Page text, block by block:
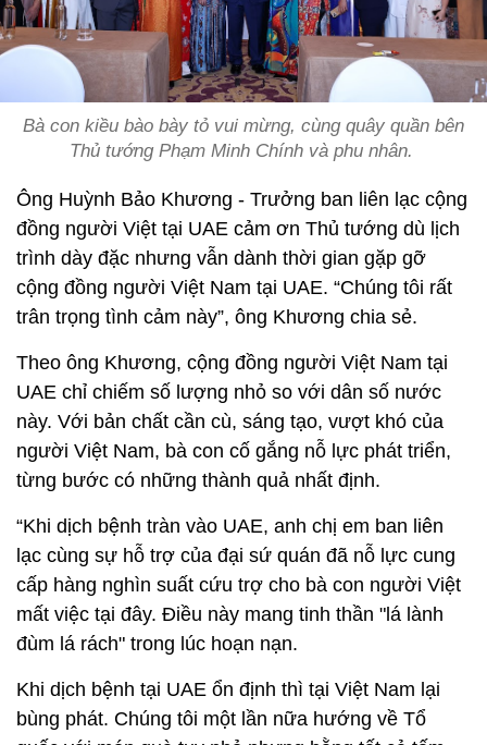
Bà con kiều bào bày tỏ vui mừng, cùng quây quần bên
Thủ tướng Phạm Minh Chính và phu nhân.
Ông Huỳnh Bảo Khương - Trưởng ban liên lạc cộng
đồng người Việt tại UAE cảm ơn Thủ tướng dù lịch
trình dày đặc nhưng vẫn dành thời gian gặp gỡ
cộng đồng người Việt Nam tại UAE. “Chúng tôi rất
trân trọng tình cảm này”, ông Khương chia sẻ.
Theo ông Khương, cộng đồng người Việt Nam tại
UAE chỉ chiếm số lượng nhỏ so với dân số nước
này. Với bản chất cần cù, sáng tạo, vượt khó của
người Việt Nam, bà con cố gắng nỗ lực phát triển,
từng bước có những thành quả nhất định.
“Khi dịch bệnh tràn vào UAE, anh chị em ban liên
lạc cùng sự hỗ trợ của đại sứ quán đã nỗ lực cung
cấp hàng nghìn suất cứu trợ cho bà con người Việt
mất việc tại đây. Điều này mang tinh thần "lá lành
đùm lá rách" trong lúc hoạn nạn.
Khi dịch bệnh tại UAE ổn định thì tại Việt Nam lại
bùng phát. Chúng tôi một lần nữa hướng về Tổ